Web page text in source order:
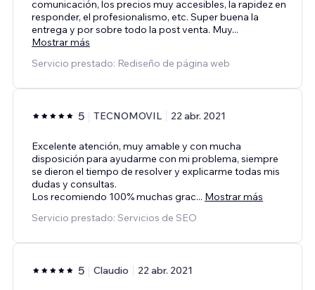
comunicación, los precios muy accesibles, la rapidez en
responder, el profesionalismo, etc. Super buena la
entrega y por sobre todo la post venta. Muy...
Mostrar más
Servicio prestado: Rediseño de página web
5 TECNOMOVIL 22 abr. 2021
Excelente atención, muy amable y con mucha
disposición para ayudarme con mi problema, siempre
se dieron el tiempo de resolver y explicarme todas mis
dudas y consultas.
Los recomiendo 100% muchas grac... Mostrar más
Servicio prestado: Servicios de SEO
5 Claudio 22 abr. 2021